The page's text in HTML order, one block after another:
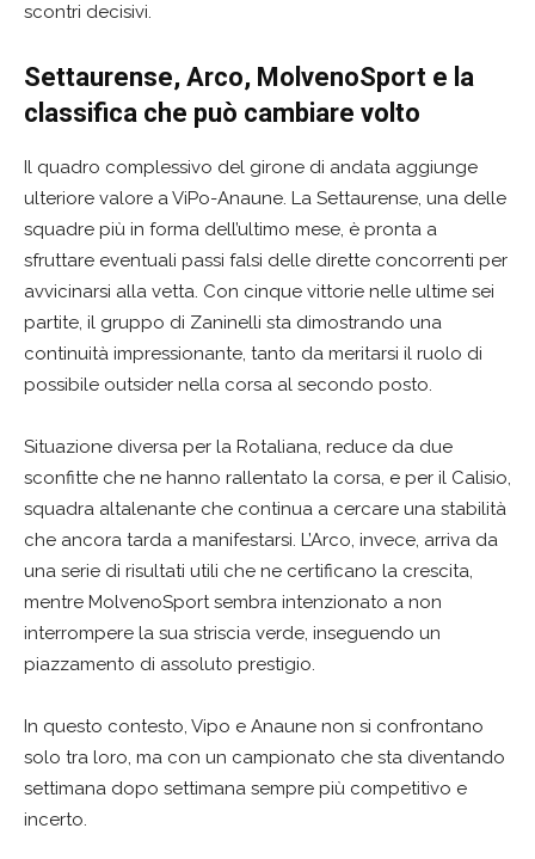
scontri decisivi.
Settaurense, Arco, MolvenoSport e la
classifica che può cambiare volto
Il quadro complessivo del girone di andata aggiunge
ulteriore valore a ViPo-Anaune. La Settaurense, una delle
squadre più in forma dell’ultimo mese, è pronta a
sfruttare eventuali passi falsi delle dirette concorrenti per
avvicinarsi alla vetta. Con cinque vittorie nelle ultime sei
partite, il gruppo di Zaninelli sta dimostrando una
continuità impressionante, tanto da meritarsi il ruolo di
possibile outsider nella corsa al secondo posto.
Situazione diversa per la Rotaliana, reduce da due
sconfitte che ne hanno rallentato la corsa, e per il Calisio,
squadra altalenante che continua a cercare una stabilità
che ancora tarda a manifestarsi. L’Arco, invece, arriva da
una serie di risultati utili che ne certificano la crescita,
mentre MolvenoSport sembra intenzionato a non
interrompere la sua striscia verde, inseguendo un
piazzamento di assoluto prestigio.
In questo contesto, Vipo e Anaune non si confrontano
solo tra loro, ma con un campionato che sta diventando
settimana dopo settimana sempre più competitivo e
incerto.